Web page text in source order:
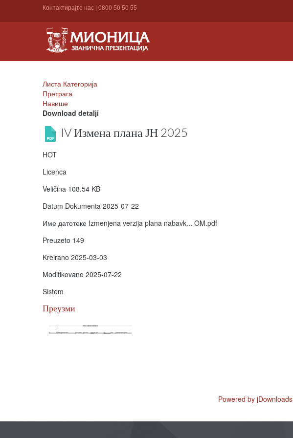
Контактирајте нас | 0800 50 50 55
Листа Категорија
Претрага
Навише
Download detalji
IV Измена плана ЈН 2025
HOT
Licenca
Veličina 108.54 KB
Datum Dokumenta 2025-07-22
Име датотеке Izmenjena verzija plana nabavk... OM.pdf
Preuzeto 149
Kreirano 2025-03-03
Modifikovano 2025-07-22
Sistem
Преузми
Powered by jDownloads